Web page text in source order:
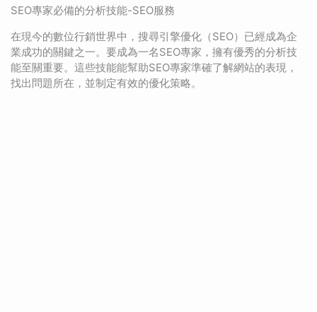
SEO專家必備的分析技能-SEO服務
在現今的數位行銷世界中，搜尋引擎優化（SEO）已經成為企
業成功的關鍵之一。要成為一名SEO專家，擁有優秀的分析技
能至關重要。這些技能能幫助SEO專家準確了解網站的表現，
找出問題所在，並制定有效的優化策略。